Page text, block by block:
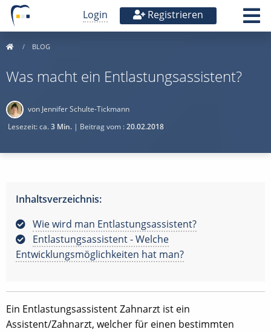
Login Registrieren
BLOG
Was macht ein Entlastungsassistent?
von Jennifer Schulte-Tickmann
Lesezeit: ca.3 Min. | Beitrag vom :20.02.2018
Inhaltsverzeichnis:
Wie wird man Entlastungsassistent?
Entlastungsassistent - Welche
Entwicklungsmöglichkeiten hat man?
Ein Entlastungsassistent Zahnarzt ist ein
Assistent/Zahnarzt, welcher für einen bestimmten